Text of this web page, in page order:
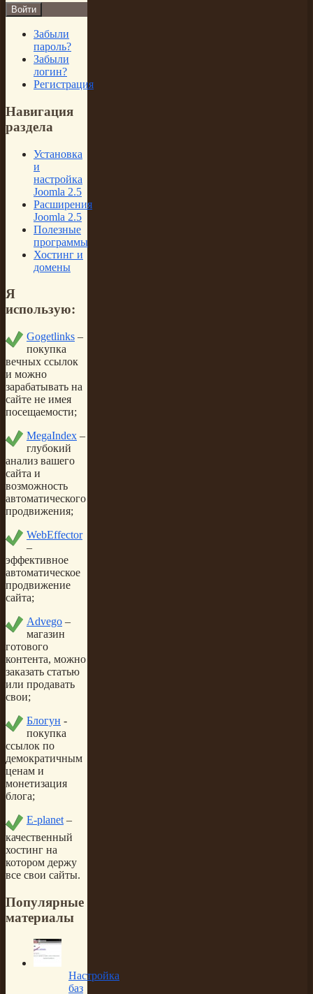
Войти
Забыли
пароль?
Забыли
логин?
Регистрация
Навигация
раздела
Установка
и
настройка
Joomla 2.5
Расширения
Joomla 2.5
Полезные
программы
Хостинг и
домены
Я
использую:
Gogetlinks –
покупка
вечных ссылок
и можно
зарабатывать на
сайте не имея
посещаемости;
MegaIndex –
глубокий
анализ вашего
сайта и
возможность
автоматического
продвижения;
WebEffector
–
эффективное
автоматическое
продвижение
сайта;
Advego –
магазин
готового
контента, можно
заказать статью
или продавать
свои;
Блогун -
покупка
ссылок по
демократичным
ценам и
монетизация
блога;
E-planet –
качественный
хостинг на
котором держу
все свои сайты.
Популярные
материалы
Настройка
баз